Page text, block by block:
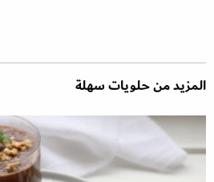
المزيد من حلويات سهلة